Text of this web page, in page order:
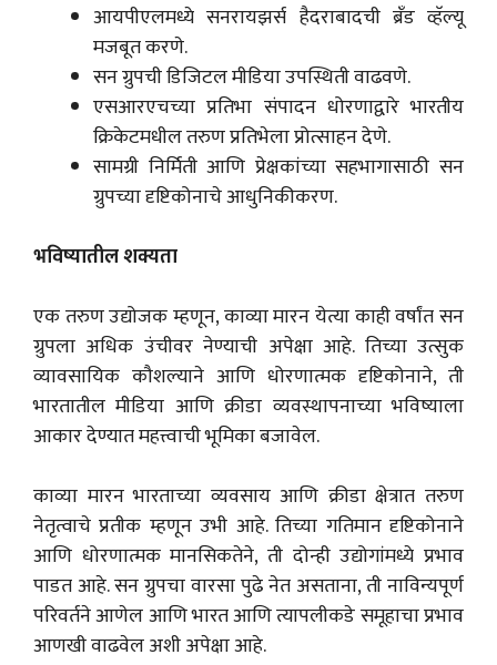
आयपीएलमध्ये सनरायझर्स हैदराबादची ब्रँड व्हॅल्यू
मजबूत करणे.
सन ​​ग्रुपची डिजिटल मीडिया उपस्थिती वाढवणे.
एसआरएचच्या प्रतिभा संपादन धोरणाद्वारे भारतीय
क्रिकेटमधील तरुण प्रतिभेला प्रोत्साहन देणे.
सामग्री निर्मिती आणि प्रेक्षकांच्या सहभागासाठी सन
ग्रुपच्या दृष्टिकोनाचे आधुनिकीकरण.
भविष्यातील शक्यता
एक तरुण उद्योजक म्हणून, काव्या मारन येत्या काही वर्षांत सन
ग्रुपला अधिक उंचीवर नेण्याची अपेक्षा आहे. तिच्या उत्सुक
व्यावसायिक कौशल्याने आणि धोरणात्मक दृष्टिकोनाने, ती
भारतातील मीडिया आणि क्रीडा व्यवस्थापनाच्या भविष्याला
आकार देण्यात महत्त्वाची भूमिका बजावेल.
काव्या मारन भारताच्या व्यवसाय आणि क्रीडा क्षेत्रात तरुण
नेतृत्वाचे प्रतीक म्हणून उभी आहे. तिच्या गतिमान दृष्टिकोनाने
आणि धोरणात्मक मानसिकतेने, ती दोन्ही उद्योगांमध्ये प्रभाव
पाडत आहे. सन ग्रुपचा वारसा पुढे नेत असताना, ती नाविन्यपूर्ण
परिवर्तने आणेल आणि भारत आणि त्यापलीकडे समूहाचा प्रभाव
आणखी वाढवेल अशी अपेक्षा आहे.